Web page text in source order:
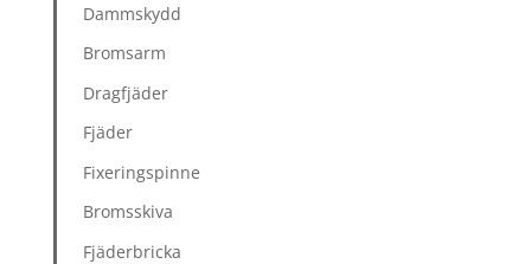
Dammskydd
Bromsarm
Dragfjäder
Fjäder
Fixeringspinne
Bromsskiva
Fjäderbricka